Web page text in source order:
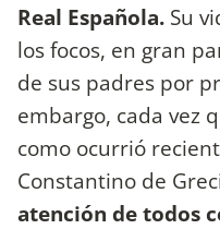
Real Española. Su
los focos, en gran
de sus padres por
embargo, cada vez
como ocurrió
Constantino de
atención de todos